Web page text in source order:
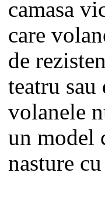
camasa
care
de
teatru
volanele
un model
nasture